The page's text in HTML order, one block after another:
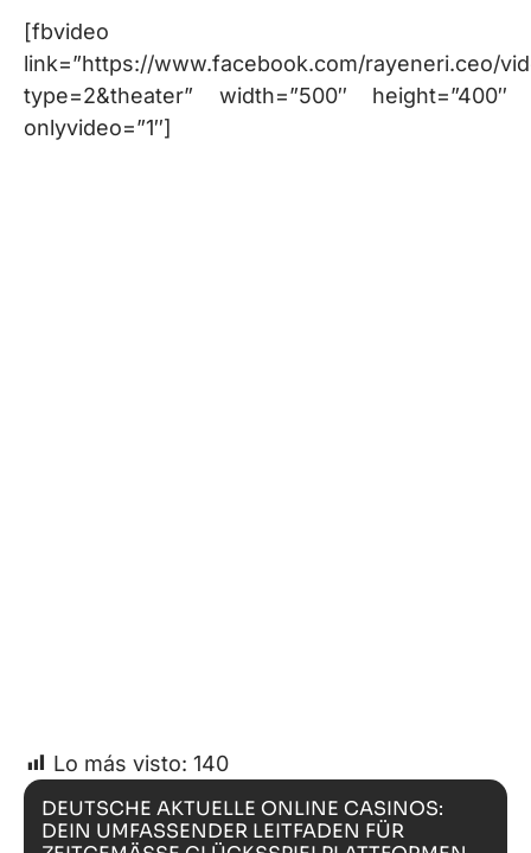
[fbvideo
link=”https://www.facebook.com/rayeneri.ceo/
type=2&theater” width=”500″ height=”400″
onlyvideo=”1″]
Lo más visto: 140
DEUTSCHE AKTUELLE ONLINE CASINOS:
DEIN UMFASSENDER LEITFADEN FÜR